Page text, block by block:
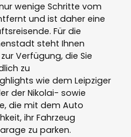
wenige Schritte vom
und ist daher eine
Für die
steht Ihnen
Verfügung, die Sie
zu
wie dem Leipziger
der Nikolai- sowie
die mit dem Auto
ihr Fahrzeug
zu parken.